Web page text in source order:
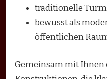
traditionelle
bewusst als
öffentlichen
Gemeinsam mit